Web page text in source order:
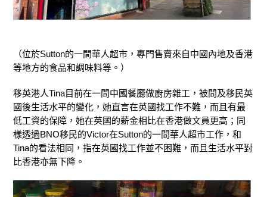
（位於Sutton的一間華人超市，專門售賣來自中國內地及香港
等地方的食品和調味料等。）
移英港人Tina目前在一間中國餐廳做廚房雜工，被問及移民英
國後生活水平的變化，她直言在英國找工作不難，而且有最
低工資的保障，她在英國的薪金相比在香港做文員更高；同
樣透過BNO移民的Victor在Sutton的一間華人超市工作，和
Tina的看法相同，指在英國找工作並不困難，而且生活水平對
比香港亦無下降。